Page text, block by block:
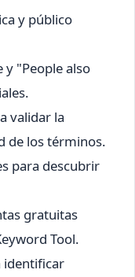
y público
y "People also
validar la
de los términos.
para descubrir
gratuitas
Tool.
identificar